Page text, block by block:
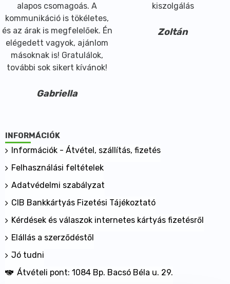
alapos csomagoás. A
kommunikáció is tökéletes,
és az árak is megfelelőek. Én
elégedett vagyok, ajánlom
másoknak is! Gratulálok,
további sok sikert kívánok!
Gabriella
kiszolgálás
Zoltán
INFORMÁCIÓK
Információk - Átvétel, szállítás, fizetés
Felhasználási feltételek
Adatvédelmi szabályzat
CIB Bankkártyás Fizetési Tájékoztató
Kérdések és válaszok internetes kártyás fizetésről
Elállás a szerződéstől
Jó tudni
Átvételi pont: 1084 Bp. Bacsó Béla u. 29.